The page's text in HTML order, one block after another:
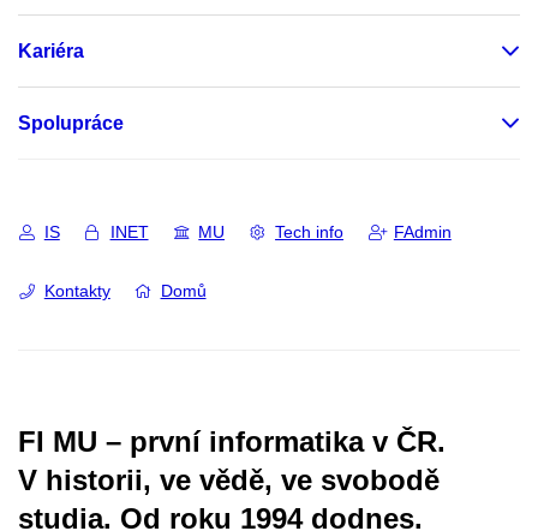
Kariéra
Spolupráce
IS INET MU Tech info FAdmin
Kontakty Domů
FI MU – první informatika v ČR.
V historii, ve vědě, ve svobodě
studia. Od roku 1994 dodnes.